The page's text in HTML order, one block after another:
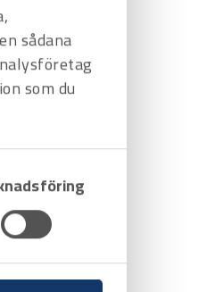
sådana
som du